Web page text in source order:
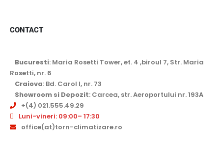
CONTACT
Bucuresti: Maria Rosetti Tower, et. 4 ,biroul 7, Str. Maria
Rosetti, nr. 6
Craiova: Bd. Carol I, nr. 73
Showroom si Depozit: Carcea, str. Aeroportului nr. 193A
+(4) 021.555.49.29
Luni-vineri: 09:00– 17:30
office(at)torn-climatizare.ro